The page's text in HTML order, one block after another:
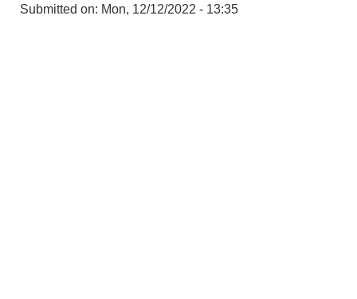
Submitted on: Mon, 12/12/2022 - 13:35